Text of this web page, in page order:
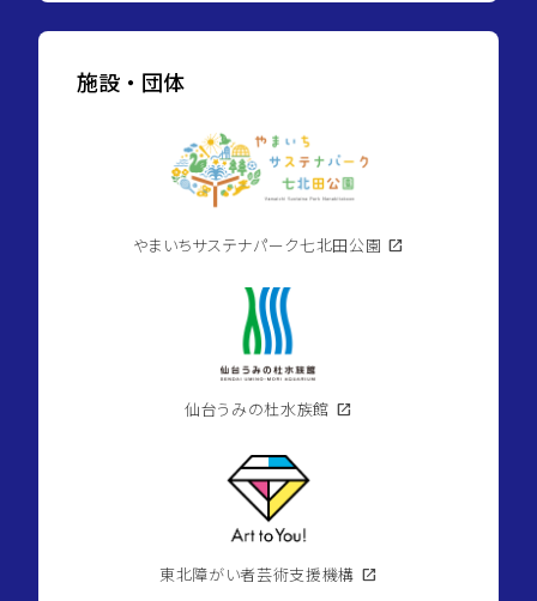
施設・団体
やまいちサステナパーク七北田公園 open_in_new
仙台うみの杜水族館 open_in_new
東北障がい者芸術支援機構 open_in_new